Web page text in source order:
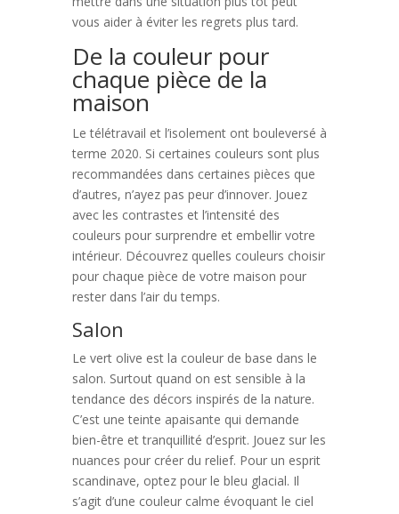
vous aider à éviter les regrets plus tard.
De la couleur pour
chaque pièce de la
maison
Le télétravail et l’isolement ont bouleversé à
terme 2020. Si certaines couleurs sont plus
recommandées dans certaines pièces que
d’autres, n’ayez pas peur d’innover. Jouez
avec les contrastes et l’intensité des
couleurs pour surprendre et embellir votre
intérieur. Découvrez quelles couleurs choisir
pour chaque pièce de votre maison pour
rester dans l’air du temps.
Salon
Le vert olive est la couleur de base dans le
salon. Surtout quand on est sensible à la
tendance des décors inspirés de la nature.
C’est une teinte apaisante qui demande
bien-être et tranquillité d’esprit. Jouez sur les
nuances pour créer du relief. Pour un esprit
scandinave, optez pour le bleu glacial. Il
s’agit d’une couleur calme évoquant le ciel